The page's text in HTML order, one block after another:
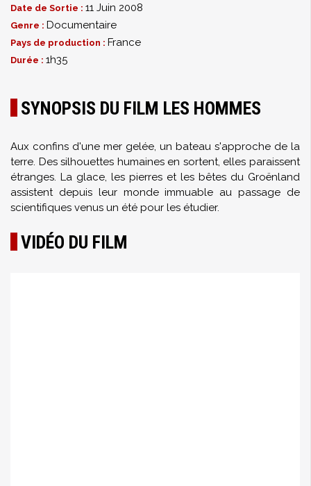
Date de Sortie : 11 Juin 2008
Genre : Documentaire
Pays de production : France
Durée : 1h35
SYNOPSIS DU FILM LES HOMMES
Aux confins d'une mer gelée, un bateau s'approche de la
terre. Des silhouettes humaines en sortent, elles paraissent
étranges. La glace, les pierres et les bêtes du Groënland
assistent depuis leur monde immuable au passage de
scientifiques venus un été pour les étudier.
VIDÉO DU FILM